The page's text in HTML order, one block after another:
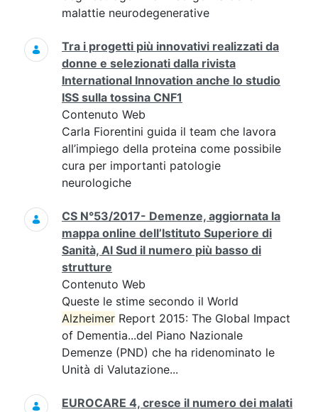
malattie neurodegenerative
Tra i progetti più innovativi realizzati da
donne e selezionati dalla rivista
International Innovation anche lo studio
ISS sulla tossina CNF1
Contenuto Web
Carla Fiorentini guida il team che lavora
all’impiego della proteina come possibile
cura per importanti patologie
neurologiche
CS N°53/2017- Demenze, aggiornata la
mappa online dell’Istituto Superiore di
Sanità, Al Sud il numero più basso di
strutture
Contenuto Web
Queste le stime secondo il World
Alzheimer Report 2015: The Global Impact
of Dementia...del Piano Nazionale
Demenze (PND) che ha ridenominato le
Unità di Valutazione...
EUROCARE 4, cresce il numero dei malati